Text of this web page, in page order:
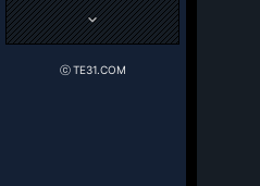
keyboard_arrow_down
ⓒ TE31.COM